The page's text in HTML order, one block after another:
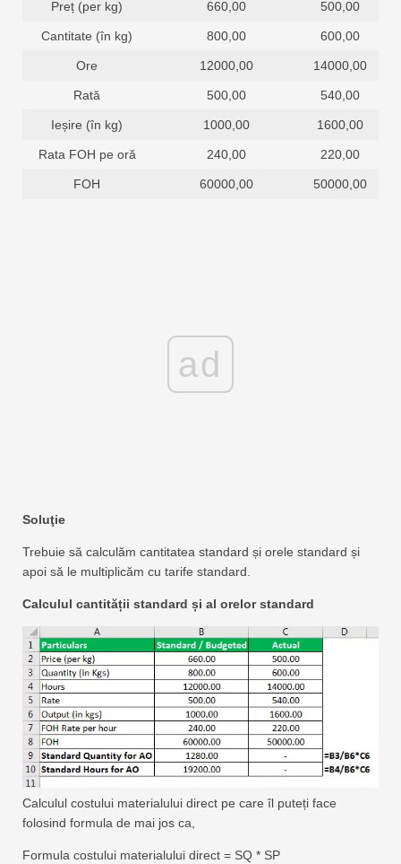
Preț (per kg) 660,00 500,00
Cantitate (în kg) 800,00 600,00
Ore 12000,00 14000,00
Rată 500,00 540,00
Ieșire (în kg) 1000,00 1600,00
Rata FOH pe oră 240,00 220,00
FOH 60000,00 50000,00
ad
Soluţie
Trebuie să calculăm cantitatea standard și orele standard și
apoi să le multiplicăm cu tarife standard.
Calculul cantității standard și al orelor standard
Calculul costului materialului direct pe care îl puteți face
folosind formula de mai jos ca,
Formula costului materialului direct = SQ * SP